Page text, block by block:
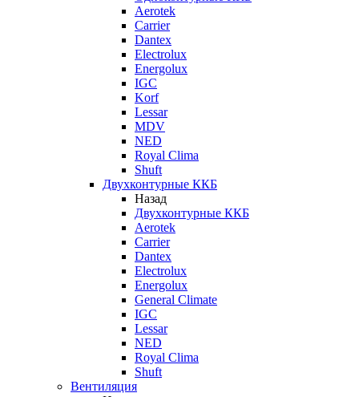
Aerotek
Carrier
Dantex
Electrolux
Energolux
IGC
Korf
Lessar
MDV
NED
Royal Clima
Shuft
Двухконтурные ККБ
Назад
Двухконтурные ККБ
Aerotek
Carrier
Dantex
Electrolux
Energolux
General Climate
IGC
Lessar
NED
Royal Clima
Shuft
Вентиляция